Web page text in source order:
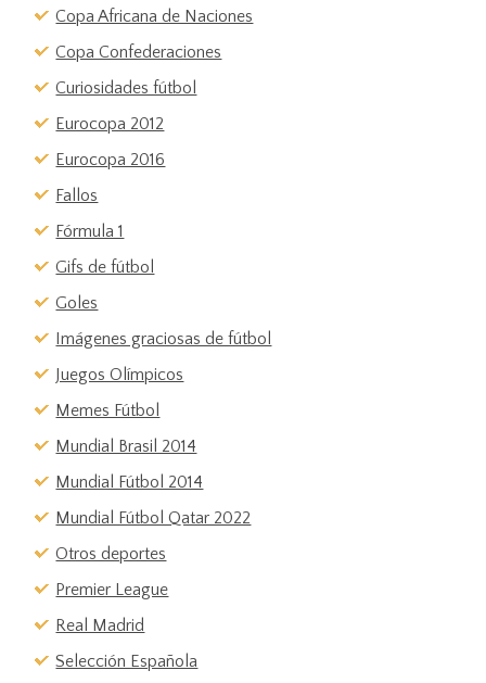
Copa Africana de Naciones
Copa Confederaciones
Curiosidades fútbol
Eurocopa 2012
Eurocopa 2016
Fallos
Fórmula 1
Gifs de fútbol
Goles
Imágenes graciosas de fútbol
Juegos Olímpicos
Memes Fútbol
Mundial Brasil 2014
Mundial Fútbol 2014
Mundial Fútbol Qatar 2022
Otros deportes
Premier League
Real Madrid
Selección Española